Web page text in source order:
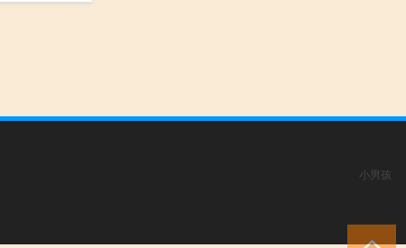
小男孩